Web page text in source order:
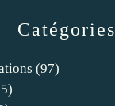
Catégories
(97)